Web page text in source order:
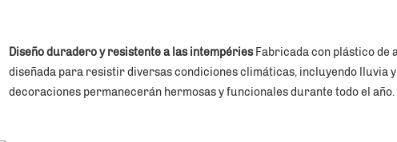
Diseño duradero y resistente a las intempéries Fabricada con plástico de
diseñada para resistir diversas condiciones climáticas, incluyendo lluvia
decoraciones permanecerán hermosas y funcionales durante todo el año.